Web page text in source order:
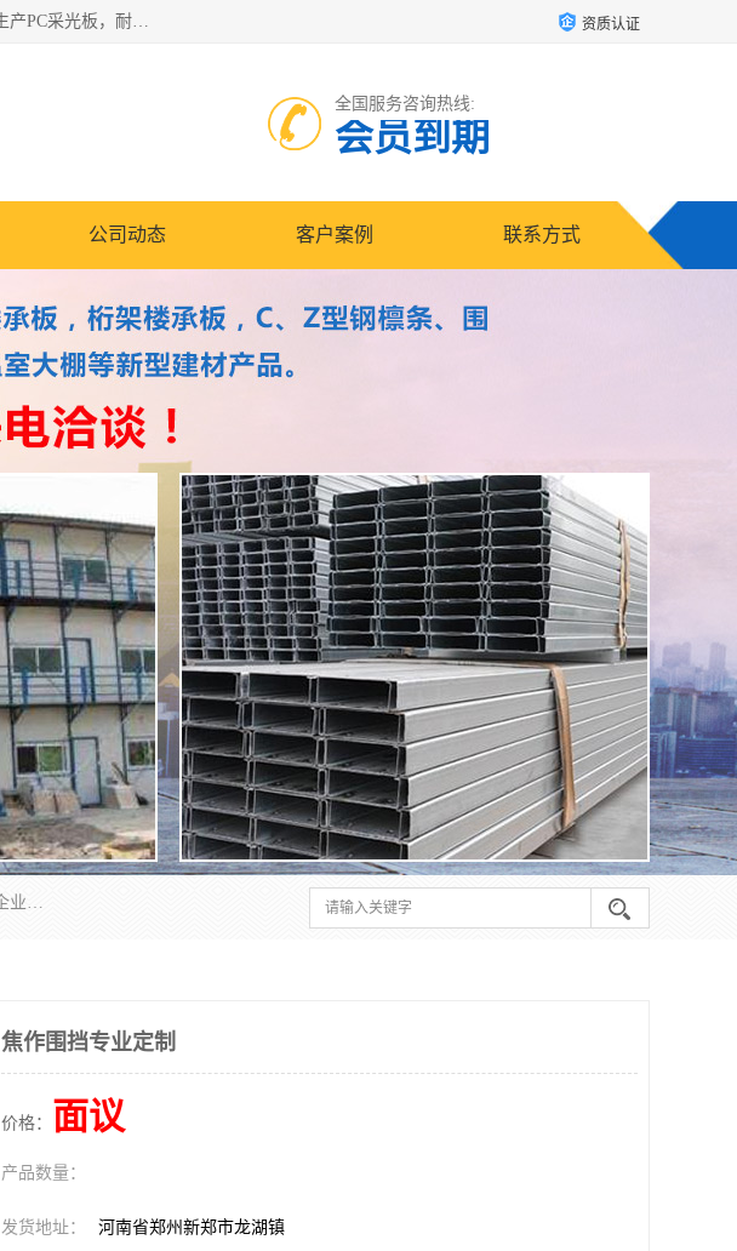
郑州鑫纵建材有限公司供应阳光板，彩钢板，彩钢钢构工程是一家集生产销售租赁安装于一体的企业，主要生产PC采光板，耐力板，仿古琉璃采光板，岩棉板、彩钢压型板、镀锌压型板、桁架楼承板，C、Z型钢檩条、围挡板、轻钢结构，阳光温室大棚等新型建材产品。公司旗下有多台移动式高空压瓦机租赁，承接全国各地业务，专业对外租赁各种型号压瓦机。 资质认证
全国服务咨询热线:
会员到期
公司动态 客户案例 联系方式
郑州鑫纵建材有限公司供应阳光板，彩钢板，彩钢钢构工程是一家集生产销售租赁安装于一体的企业，主要生产PC采光板，耐力板，仿古琉璃采光板，岩棉板、彩钢压型板、镀锌压型板、桁架楼承板，C、Z型钢檩条、围挡板、轻钢结构，阳光温室大棚等新型建材产品。公司旗下有多台移动式高空压瓦机租赁，承接全国各地业务，专业对外租赁各种型号压瓦机。
焦作围挡专业定制
价格： 面议
产品数量：
发货地址： 河南省郑州新郑市龙湖镇